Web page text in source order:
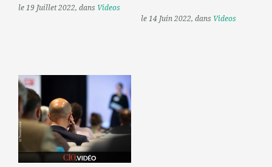
le 19 Juillet 2022, dans Videos
le 14 Juin 2022, dans Videos